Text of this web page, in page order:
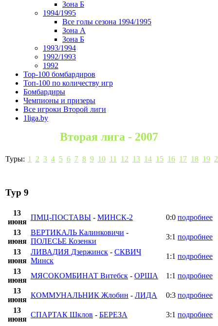
Зона Б
1994/1995
Все голы сезона 1994/1995
Зона А
Зона Б
1993/1994
1992/1993
1992
Top-100 бомбардиров
Топ-100 по количеству игр
Бомбардиры
Чемпионы и призеры
Все игроки Второй лиги
1liga.by
Вторая лига - 2007
Туры: 1 2 3 4 5 6 7 8 9 10 11 12 13 14 15 16 17 18 19
Тур 9
13
июня
ПМЦ-ПОСТАВЫ - МИНСК-2 0:0 подробнее
13
июня
ВЕРТИКАЛЬ Калинковичи -
ПОЛЕСЬЕ Козенки
3:1 подробнее
13
июня
ЛИВАДИЯ Дзержинск - СКВИЧ
Минск
1:1 подробнее
13
июня
МЯСОКОМБИНАТ Витебск - ОРША 1:1 подробнее
13
июня
КОММУНАЛЬНИК Жлобин - ЛИДА 0:3 подробнее
13
июня
СПАРТАК Шклов - БЕРЕЗА 3:1 подробнее